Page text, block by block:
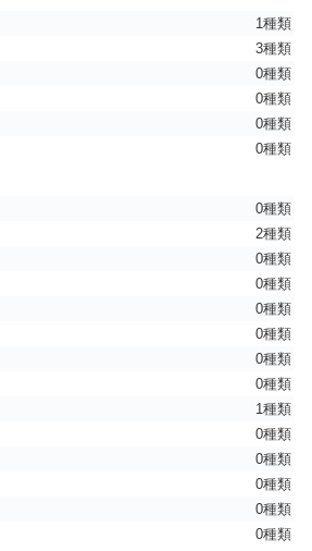
1種類
3種類
0種類
0種類
0種類
0種類
0種類
2種類
0種類
0種類
0種類
0種類
0種類
0種類
1種類
0種類
0種類
0種類
0種類
0種類